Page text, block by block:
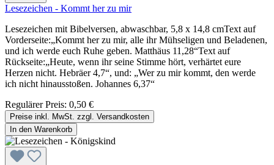
Lesezeichen - Kommt her zu mir
Lesezeichen mit Bibelversen, abwaschbar, 5,8 x 14,8 cmText auf
Vorderseite:„Kommt her zu mir, alle ihr Mühseligen und Beladenen,
und ich werde euch Ruhe geben. Matthäus 11,28“Text auf
Rückseite:„Heute, wenn ihr seine Stimme hört, verhärtet eure
Herzen nicht. Hebräer 4,7“, und: „Wer zu mir kommt, den werde
ich nicht hinausstoßen. Johannes 6,37“
Regulärer Preis: 0,50 €
Preise inkl. MwSt. zzgl. Versandkosten
In den Warenkorb